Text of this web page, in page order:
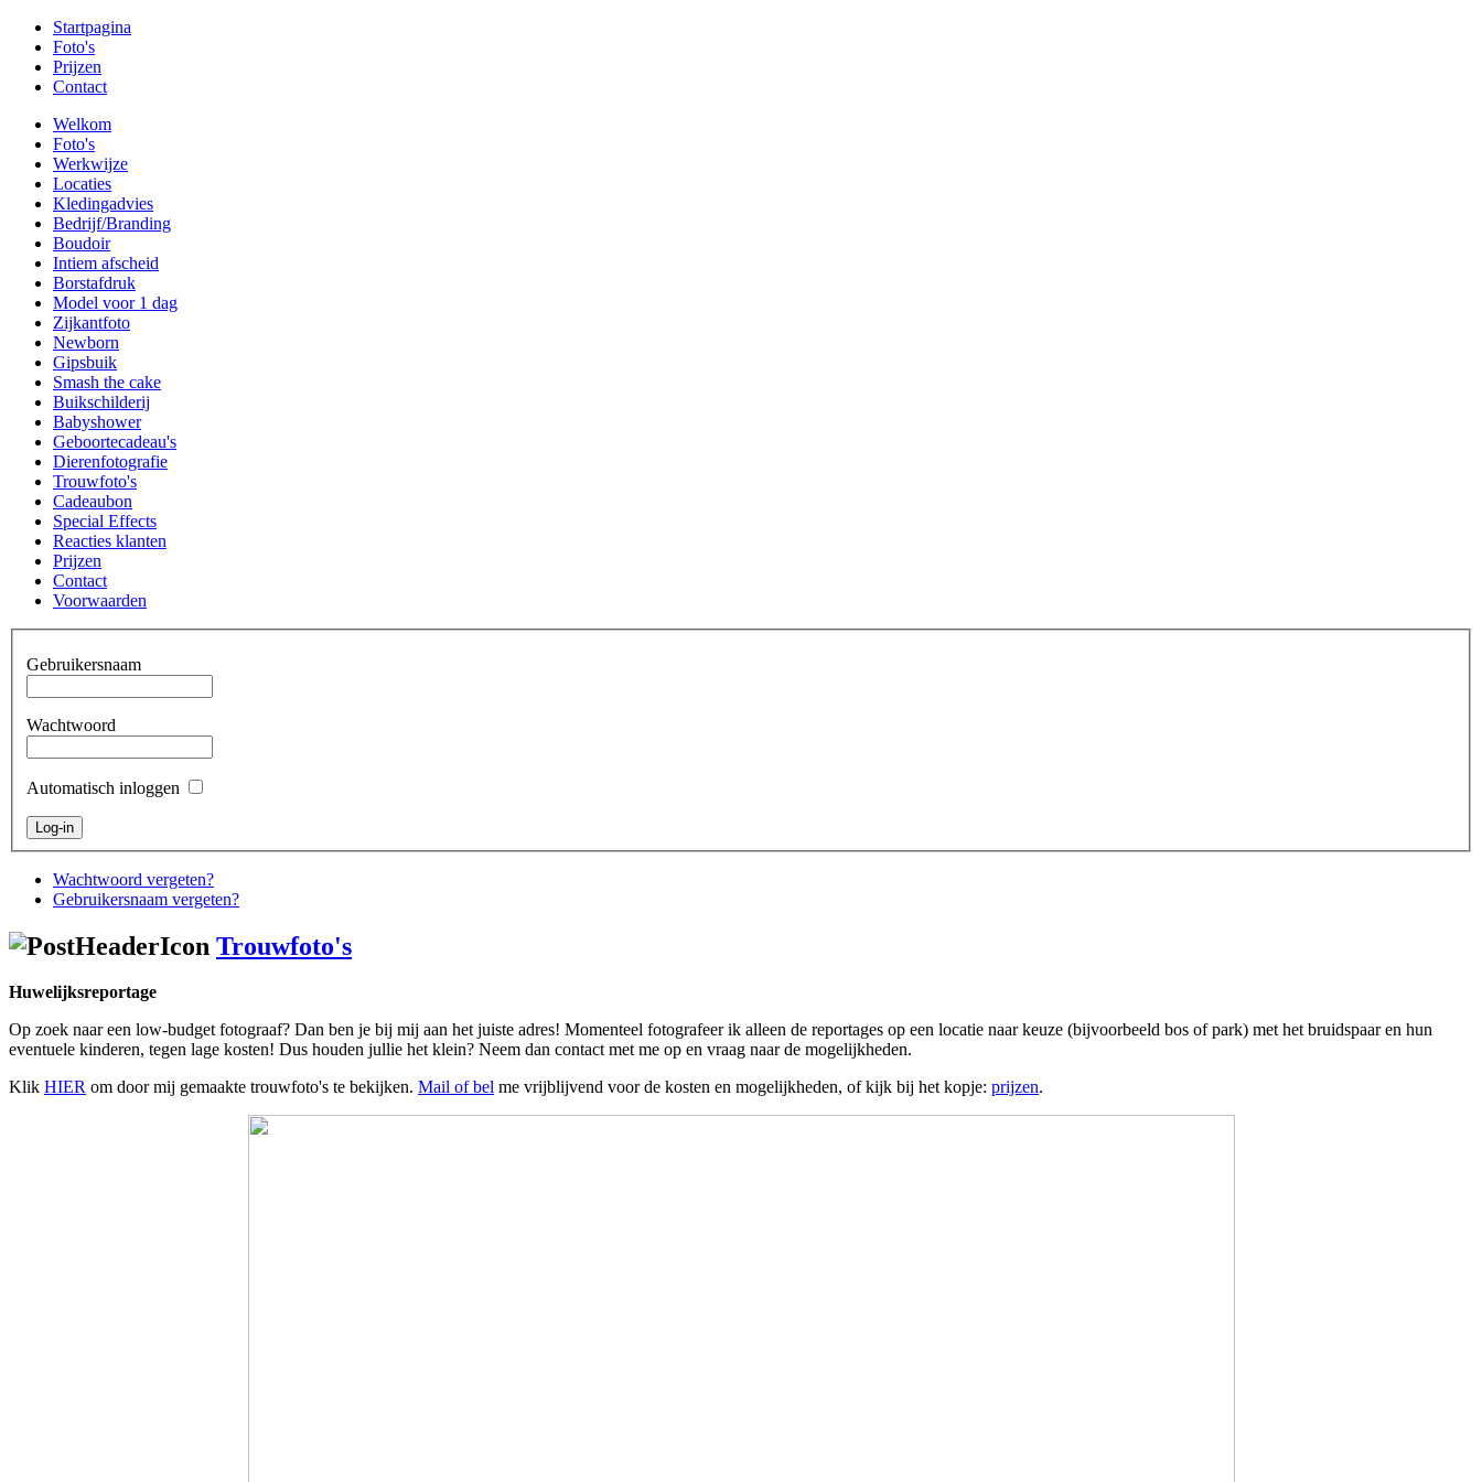
Startpagina
Foto's
Prijzen
Contact
Welkom
Foto's
Werkwijze
Locaties
Kledingadvies
Bedrijf/Branding
Boudoir
Intiem afscheid
Borstafdruk
Model voor 1 dag
Zijkantfoto
Newborn
Gipsbuik
Smash the cake
Buikschilderij
Babyshower
Geboortecadeau's
Dierenfotografie
Trouwfoto's
Cadeaubon
Special Effects
Reacties klanten
Prijzen
Contact
Voorwaarden
Gebruikersnaam
Wachtwoord
Automatisch inloggen
Wachtwoord vergeten?
Gebruikersnaam vergeten?
Trouwfoto's
Huwelijksreportage
Op zoek naar een low-budget fotograaf? Dan ben je bij mij aan het juiste adres! Momenteel fotografeer ik alleen de reportages op een locatie naar keuze (bijvoorbeeld bos of park) met het bruidspaar en hun
eventuele kinderen, tegen lage kosten! Dus houden jullie het klein? Neem dan contact met me op en vraag naar de mogelijkheden.
Klik HIER om door mij gemaakte trouwfoto's te bekijken. Mail of bel me vrijblijvend voor de kosten en mogelijkheden, of kijk bij het kopje: prijzen.